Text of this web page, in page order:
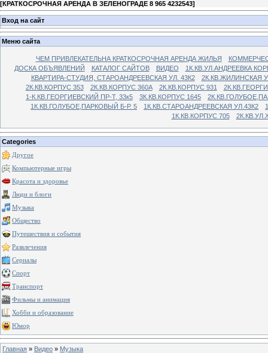
[КРАТКОСРОЧНАЯ АРЕНДА В ЗЕЛЕНОГРАДЕ 8 965 4232543]
Вход на сайт
Меню сайта
ЧЕМ ПРИВЛЕКАТЕЛЬНА КРАТКОСРОЧНАЯ АРЕНДА ЖИЛЬЯ
ДОСКА ОБЪЯВЛЕНИЙ
КАТАЛОГ САЙТОВ ВИДЕО
1К.КВ.УЛ.АНДРЕЕВКА
КВАРТИРА-СТУДИЯ, СТАРОАНДРЕЕВСКАЯ УЛ. 43К2
2К.КВ.ЖИЛИНСКАЯ
2К.КВ.КОРПУС 353
2К.КВ.КОРПУС 360А 2К.КВ.КОРПУС 931
1-К.КВ.ГЕОРГИЕВСКИЙ ПР-Т, 33к5
3К.КВ.КОРПУС 1645
1К.КВ.ГОЛУБОЕ,ПАРКОВЫЙ Б-Р. 5
1К.КВ.СТАРОАНДРЕЕВСКАЯ УЛ.43К2
1К.КВ.КОРПУС 705
Categories
Другое
Компьютерные игры
Красота и здоровье
Люди и блоги
Музыка
Общество
Путешествия и события
Развлечения
Сериалы
Спорт
Транспорт
Фильмы и анимация
Хобби и образование
Юмор
Главная » Видео » Музыка